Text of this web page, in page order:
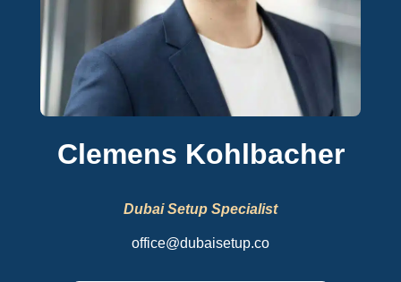
Clemens Kohlbacher
Dubai Setup Specialist
office@dubaisetup.co